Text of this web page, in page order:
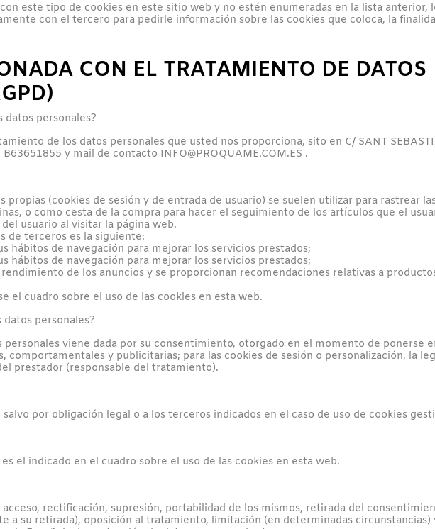
este tipo de cookies en este sitio web y no estén enumeradas en la lista anterior,
con el tercero para pedirle información sobre las cookies que coloca, la
CON EL TRATAMIENTO DE DATOS
datos personales?
de los datos personales que usted nos proporciona, sito en C/ SANT
y mail de contacto INFO@PROQUAME.COM.ES .
propias (cookies de sesión y de entrada de usuario) se suelen utilizar para rastrear
o como cesta de la compra para hacer el seguimiento de los artículos que el
usuario al visitar la página web.
de terceros es la siguiente:
hábitos de navegación para mejorar los servicios prestados;
hábitos de navegación para mejorar los servicios prestados;
de los anuncios y se proporcionan recomendaciones relativas a
el cuadro sobre el uso de las cookies en esta web.
personales?
viene dada por su consentimiento, otorgado en el momento de ponerse
comportamentales y publicitarias; para las cookies de sesión o personalización, la
prestador (responsable del tratamiento).
por obligación legal o a los terceros indicados en el caso de uso de cookies
el indicado en el cuadro sobre el uso de las cookies en esta web.
rectificación, supresión, portabilidad de los mismos, retirada del
a su retirada), oposición al tratamiento, limitación (en determinadas circunstancias)